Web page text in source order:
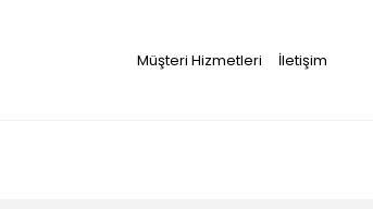
Müşteri Hizmetleri İletişim